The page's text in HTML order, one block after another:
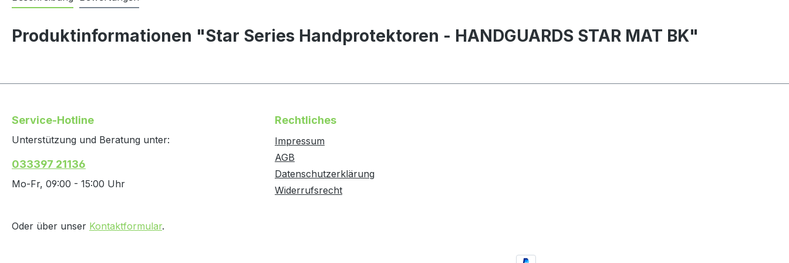
Produktinformationen "Star Series Handprotektoren - HANDGUARDS STAR MAT BK"
Service-Hotline
Unterstützung und Beratung unter:
033397 21136
Mo-Fr, 09:00 - 15:00 Uhr
Oder über unser Kontaktformular.
Rechtliches
Impressum
AGB
Datenschutzerklärung
Widerrufsrecht